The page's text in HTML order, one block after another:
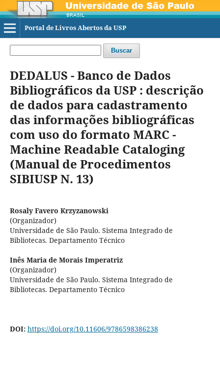
Portal de Livros Abertos da USP
Buscar
DEDALUS - Banco de Dados
Bibliográficos da USP : descrição
de dados para cadastramento
das informações bibliográficas
com uso do formato MARC -
Machine Readable Cataloging
(Manual de Procedimentos
SIBIUSP N. 13)
Rosaly Favero Krzyzanowski
(Organizador)
Universidade de São Paulo. Sistema Integrado de
Bibliotecas. Departamento Técnico
Inês Maria de Morais Imperatriz
(Organizador)
Universidade de São Paulo. Sistema Integrado de
Bibliotecas. Departamento Técnico
DOI: https://doi.org/10.11606/9786598386238